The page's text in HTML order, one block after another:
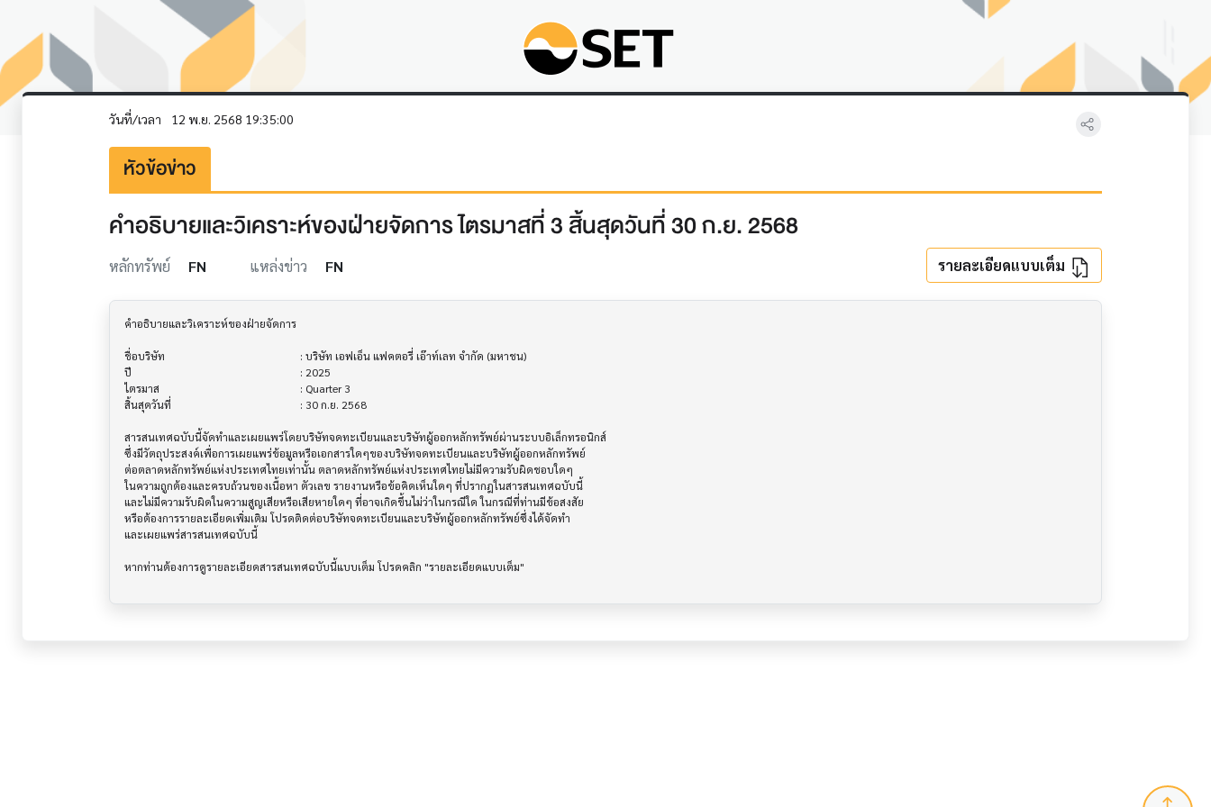
วันที่/เวลา 12 พ.ย. 2568 19:35:00
หัวข้อข่าว
คำอธิบายและวิเคราะห์ของฝ่ายจัดการ ไตรมาสที่ 3 สิ้นสุดวันที่ 30 ก.ย. 2568
หลักทรัพย์ FN แหล่งข่าว FN รายละเอียดแบบเต็ม
คำอธิบายและวิเคราะห์ของฝ่ายจัดการ
ชื่อบริษัท                               			 : บริษัท เอฟเอ็น แฟคตอรี่ เอ๊าท์เลท จำกัด (มหาชน)
ปี                                     			 : 2025
ไตรมาส                                			 : Quarter 3
สิ้นสุดวันที่                              			 : 30 ก.ย. 2568
สารสนเทศฉบับนี้จัดทำและเผยแพร่โดยบริษัทจดทะเบียนและบริษัทผู้ออกหลักทรัพย์ผ่านระบบอิเล็กทรอนิกส์
ซึ่งมีวัตถุประสงค์เพื่อการเผยแพร่ข้อมูลหรือเอกสารใดๆของบริษัทจดทะเบียนและบริษัทผู้ออกหลักทรัพย์
ต่อตลาดหลักทรัพย์แห่งประเทศไทยเท่านั้น ตลาดหลักทรัพย์แห่งประเทศไทยไม่มีความรับผิดชอบใดๆ
ในความถูกต้องและครบถ้วนของเนื้อหา ตัวเลข รายงานหรือข้อคิดเห็นใดๆ ที่ปรากฎในสารสนเทศฉบับนี้
และไม่มีความรับผิดในความสูญเสียหรือเสียหายใดๆ ที่อาจเกิดขึ้นไม่ว่าในกรณีใด ในกรณีที่ท่านมีข้อสงสัย
หรือต้องการรายละเอียดเพิ่มเติม โปรดติดต่อบริษัทจดทะเบียนและบริษัทผู้ออกหลักทรัพย์ซึ่งได้จัดทำ
และเผยแพร่สารสนเทศฉบับนี้